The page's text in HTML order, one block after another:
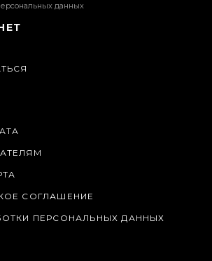
данных
СОГЛАШЕНИЕ
ПЕРСОНАЛЬНЫХ ДАННЫХ